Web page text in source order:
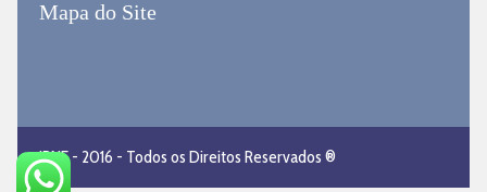
Mapa do Site
IBNF - 2016 - Todos os Direitos Reservados ®